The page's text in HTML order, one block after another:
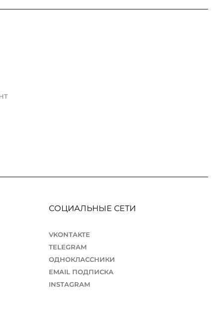
СОЦИАЛЬНЫЕ СЕТИ
VKONTAKTE
TELEGRAM
ОДНОКЛАССНИКИ
EMAIL ПОДПИСКА
INSTAGRAM